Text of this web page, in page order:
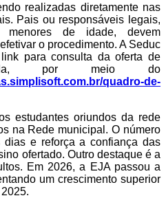
realizadas diretamente nas
Pais ou responsáveis legais,
de idade, devem
o procedimento. A Seduc
para consulta da oferta de
por meio do
quadro-de-
estudantes oriundos da rede
na Rede municipal. O número
dias e reforça a confiança das
ofertado. Outro destaque é a
Em 2026, a EJA passou a
um crescimento superior